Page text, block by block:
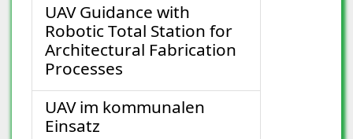
UAV Guidance with
Robotic Total Station for
Architectural Fabrication
Processes
UAV im kommunalen
Einsatz